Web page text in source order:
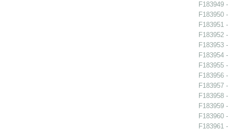
F183949
F183950
F183951
F183952
F183953
F183954
F183955
F183956
F183957
F183958
F183959
F183960
F183961